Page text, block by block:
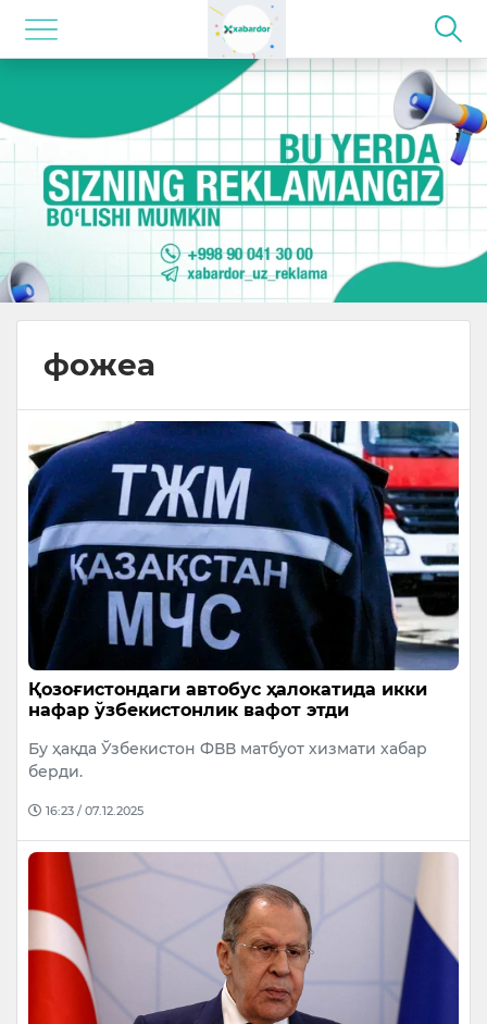
фожеа
Қозоғистондаги автобус ҳалокатида икки
нафар ўзбекистонлик вафот этди
Бу ҳақда Ўзбекистон ФВВ матбуот хизмати хабар
берди.
16:23 / 07.12.2025